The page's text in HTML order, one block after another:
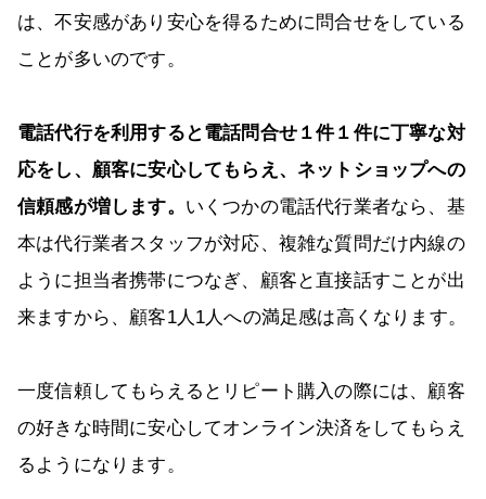
は、不安感があり安心を得るために問合せをしている
ことが多いのです。
電話代行を利用すると電話問合せ１件１件に丁寧な対
応をし、顧客に安心してもらえ、ネットショップへの
信頼感が増します。 いくつかの電話代行業者なら、基
本は代行業者スタッフが対応、複雑な質問だけ内線の
ように担当者携帯につなぎ、顧客と直接話すことが出
来ますから、顧客1人1人への満足感は高くなります。
一度信頼してもらえるとリピート購入の際には、顧客
の好きな時間に安心してオンライン決済をしてもらえ
るようになります。